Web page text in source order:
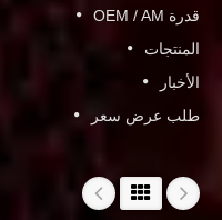
قدرة OEM / AM
المنتجات
الأخبار
طلب عرض سعر